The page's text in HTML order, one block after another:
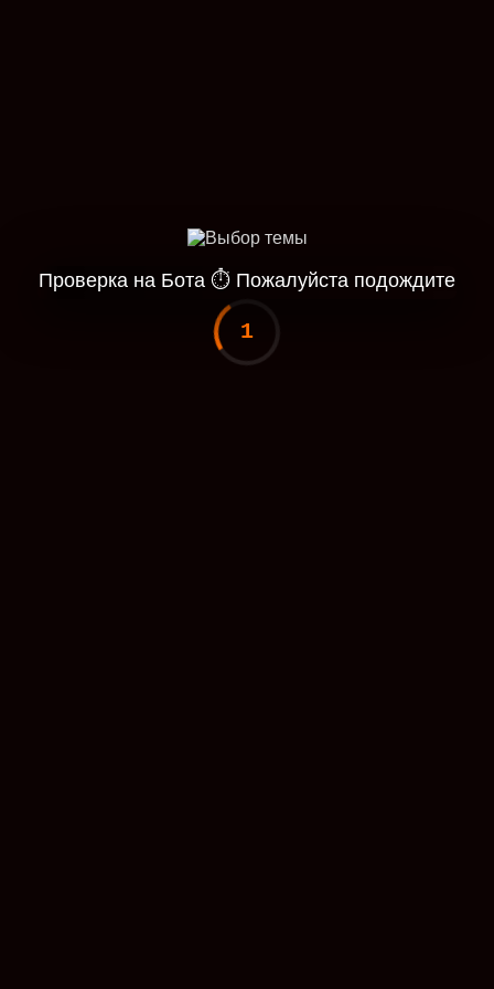
Проверка на Бота ⏱ Пожалуйста подождите
1